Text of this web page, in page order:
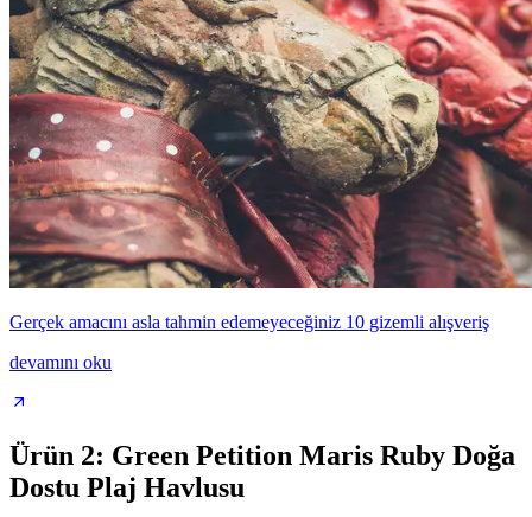
Gerçek amacını asla tahmin edemeyeceğiniz 10 gizemli alışveriş
devamını oku
Ürün 2: Green Petition Maris Ruby Doğa
Dostu Plaj Havlusu